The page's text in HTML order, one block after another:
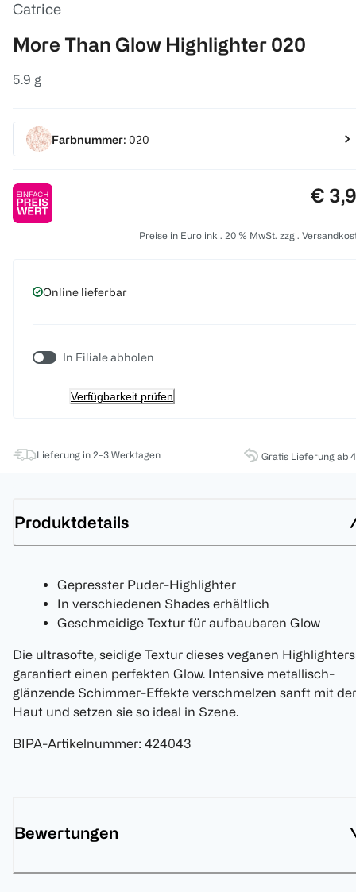
Catrice
More Than Glow Highlighter 020
5.9 g
Farbnummer: 020
€
Preise in Euro inkl. 20 % MwSt. zzgl.
Online lieferbar
In Filiale abholen
Verfügbarkeit prüfen
Lieferung in 2-3 Werktagen Gratis Lieferung ab
Produktdetails
Gepresster Puder-Highlighter
In verschiedenen Shades erhältlich
Geschmeidige Textur für aufbaubaren Glow
Die ultrasofte, seidige Textur dieses veganen Highlighters
garantiert einen perfekten Glow. Intensive metallisch-
glänzende Schimmer-Effekte verschmelzen sanft mit der
Haut und setzen sie so ideal in Szene.
BIPA-Artikelnummer: 424043
Bewertungen